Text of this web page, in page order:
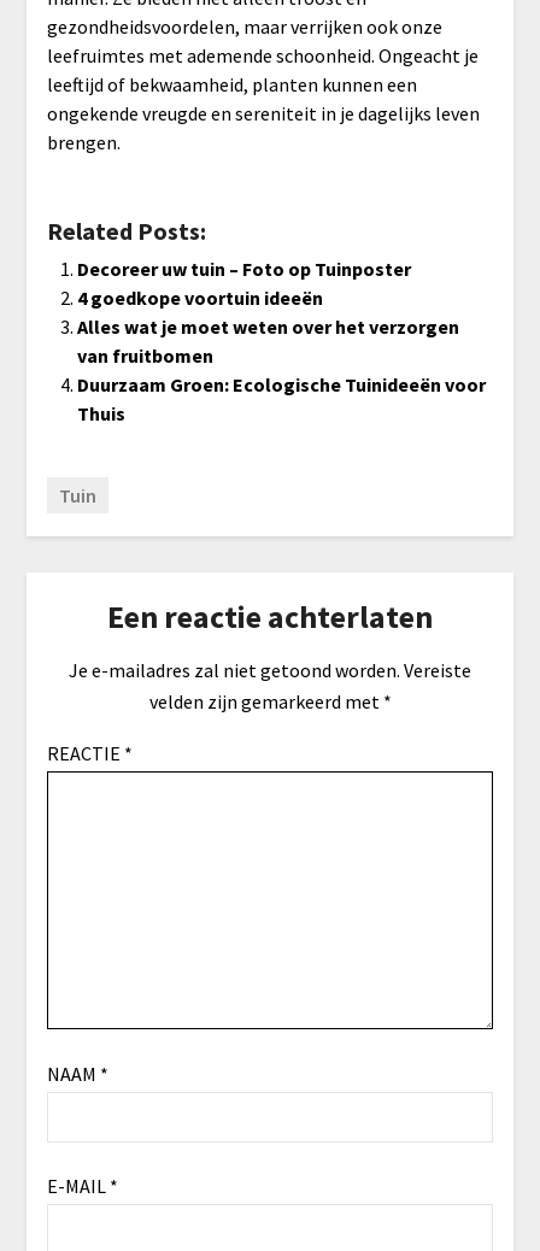
gezondheidsvoordelen, maar verrijken ook onze
leefruimtes met ademende schoonheid. Ongeacht je
leeftijd of bekwaamheid, planten kunnen een
ongekende vreugde en sereniteit in je dagelijks leven
brengen.
Related Posts:
Decoreer uw tuin – Foto op Tuinposter
4 goedkope voortuin ideeën
Alles wat je moet weten over het verzorgen
van fruitbomen
Duurzaam Groen: Ecologische Tuinideeën voor
Thuis
Tuin
Een reactie achterlaten
Je e-mailadres zal niet getoond worden. Vereiste
velden zijn gemarkeerd met *
REACTIE *
NAAM *
E-MAIL *